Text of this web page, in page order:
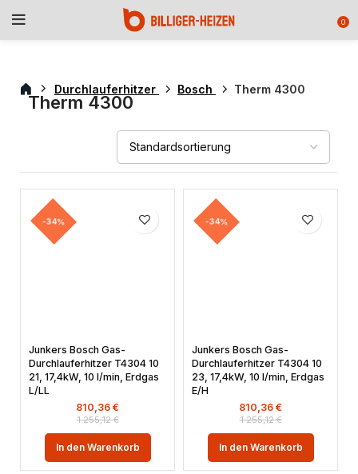
0
Durchlauferhitzer Bosch Therm 4300
Therm 4300
-34%
Junkers Bosch Gas-
Durchlauferhitzer T4304 10
21, 17,4kW, 10 l/min, Erdgas
L/LL
1.255,12€
810,36 €
In den Warenkorb
-34%
Junkers Bosch Gas-
Durchlauferhitzer T4304 10
23, 17,4kW, 10 l/min, Erdgas
E/H
1.255,12€
810,36 €
In den Warenkorb